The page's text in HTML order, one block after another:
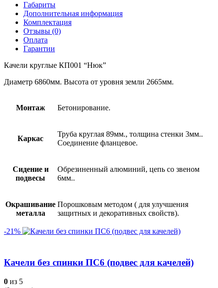
Габариты
Дополнительная информация
Комплектация
Отзывы (0)
Оплата
Гарантии
Качели круглые КП001 “Нюк”
Диаметр 6860мм. Высота от уровня земли 2665мм.
Монтаж Бетонирование.
Каркас
Труба круглая 89мм., толщина стенки 3мм..
Соединение фланцевое.
Сидение и
подвесы
Обрезиненный алюминий, цепь со звеном
6мм..
Окрашивание
металла
Порошковым методом ( для улучшения
защитных и декоративных свойств).
-21%
Качели без спинки ПС6 (подвес для качелей)
0 из 5